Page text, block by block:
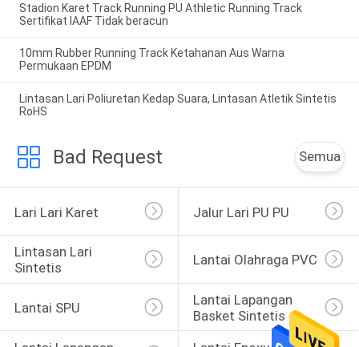
Stadion Karet Track Running PU Athletic Running Track
Sertifikat IAAF Tidak beracun
10mm Rubber Running Track Ketahanan Aus Warna
Permukaan EPDM
Lintasan Lari Poliuretan Kedap Suara, Lintasan Atletik Sintetis
RoHS
Bad Request Semua
Lari Lari Karet Jalur Lari PU PU
Lintasan Lari
Sintetis
Lantai Olahraga PVC
Lantai SPU
Lantai Lapangan
Basket Sintetis